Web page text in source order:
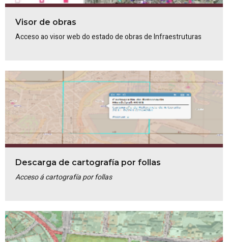
Visor de obras
Acceso ao visor web do estado de obras de Infraestruturas
Descarga de cartografía por follas
Acceso á cartografía por follas